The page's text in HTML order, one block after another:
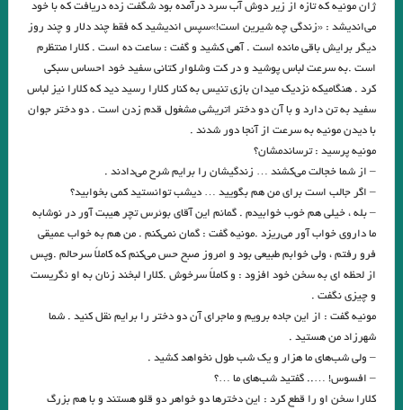
.نفس / بکت
در حلقه لنگانی می‌باید لنگیدن … من بی دل و دستارم در خانه خمارم، یک
سینه سخن دارم هین شرح دهم یا نه …تو وقف خراباتی دخلت می و خرجت می،
زین وقف به هوشیاران مسپار یکی دانه / مولوی
ما شرقیان هماره سرودی سروده ایم / منصور اوجی / تسلیت به جامعه ادبی
ایران
من بر آن عاشقم که رونده است / نیما یوشیج
دکتر رضا صادقی شهپر / مقایسه آرمانشهر نیما و شاملو
لبه /گزیده ای از شعر انگلیسی زبان / مترجم رزا جمالی / انتشارات مهر و دل
همت نشر ایجاز چاپ و منتشر شد.
ژان مونیه که تازه از زیر دوش آب سرد درآمده بود شگفت زده دریافت که با خود
می‌اندیشد : «زندگی چه شیرین است!»سپس اندیشید که فقط چند دلار و چند روز
دیگر برایش باقی مانده است . آهی کشید و گفت : ساعت ده است . کلارا منتظرم
است .به سرعت لباس پوشید و در کت وشلوار کتانی سفید خود احساس سبکی
کرد . هنگامیکه نزدیک میدان بازی تنیس به کنار کلارا رسید دید که کلارا نیز لباس
سفید به تن دارد و با آن دو دختر اتریشی مشغول قدم زدن است . دو دختر جوان
با دیدن مونیه به سرعت از آنجا دور شدند .
مونیه پرسید : ترساندمشان؟
– از شما خجالت می‌کشند … زندگیشان را برایم شرح می‌دادند .
– اگر جالب است برای من هم بگویید … دیشب توانستید کمی ‌بخوابید؟
– بله ، خیلی هم خوب خوابیدم . گمانم این آقای بوئرس تچر هیبت آور در نوشابه
ما داروی خواب آور می‌ریزد .مونیه گفت : گمان نمی‌کنم . من هم به خواب عمیقی
فرو رفتم ، ولی خوابم طبیعی بود و امروز صبح حس می‌کنم که کاملاً سرحالم .وپس
از لحظه ای به سخن خود افزود : و کاملاً سرخوش .کلارا لبخند زنان به او نگریست
و چیزی نگفت .
مونیه گفت : از این جاده برویم و ماجرای آن دو دختر را برایم نقل کنید . شما
شهرزاد من هستید .
– ولی شب‌های ما هزار و یک شب طول نخواهد کشید .
– افسوس! ….. گفتید شب‌های ما …؟
کلارا سخن او را قطع کرد : این دخترها دو خواهر دو قلو هستند و با هم بزرگ